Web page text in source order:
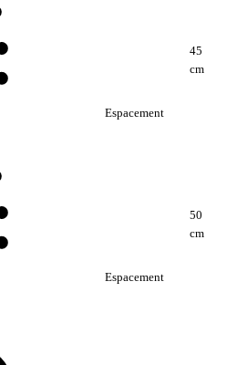
Espacement
45
cm
Espacement
50
cm